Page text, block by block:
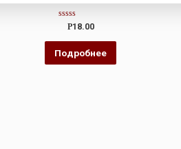
Оценка
из
Р18.00
Подробнее